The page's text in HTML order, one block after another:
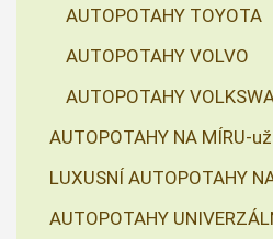
AUTOPOTAHY TOYOTA
AUTOPOTAHY VOLVO
AUTOPOTAHY
AUTOPOTAHY NA MÍRU-
LUXUSNÍ AUTOPOTAHY
AUTOPOTAHY